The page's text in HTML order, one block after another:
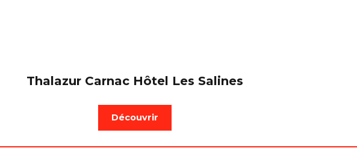
Thalazur Carnac Hôtel Les Salines
Découvrir